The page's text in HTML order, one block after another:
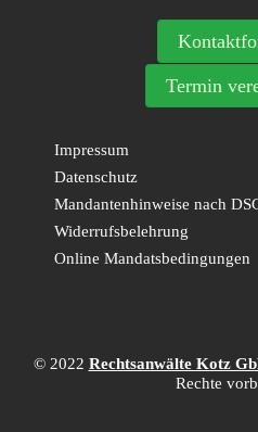
Termin
Impressum
Datenschutz
Mandantenhinweise nach
Widerrufsbelehrung
Online Mandatsbedingungen
© 2022 Rechtsanwälte Kotz
Rechte